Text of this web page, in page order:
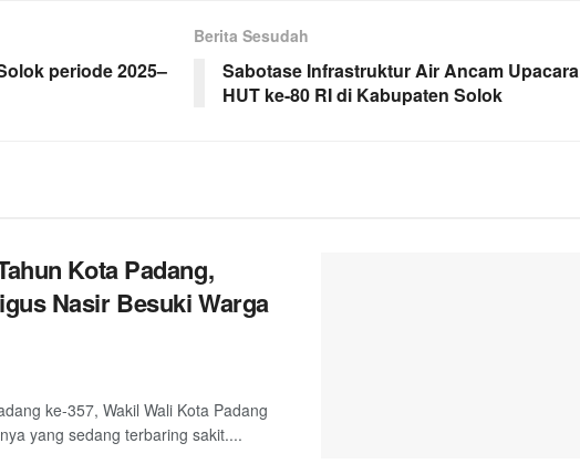
periode 2025–
Berita Sesudah
Sabotase Infrastruktur Air Ancam Upacara
HUT ke-80 RI di Kabupaten Solok
Kota Padang,
Nasir Besuki Warga
ke-357, Wakil Wali Kota Padang
yang sedang terbaring sakit....